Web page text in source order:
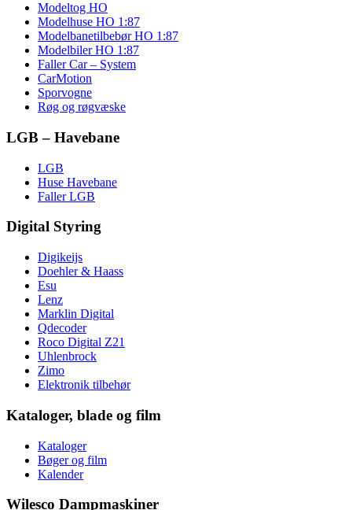
Modeltog HO
Modelhuse HO 1:87
Modelbanetilbebør HO 1:87
Modelbiler HO 1:87
Faller Car – System
CarMotion
Sporvogne
Røg og røgvæske
LGB – Havebane
LGB
Huse Havebane
Faller LGB
Digital Styring
Digikeijs
Doehler & Haass
Esu
Lenz
Marklin Digital
Qdecoder
Roco Digital Z21
Uhlenbrock
Zimo
Elektronik tilbehør
Kataloger, blade og film
Kataloger
Bøger og film
Kalender
Wilesco Dampmaskiner